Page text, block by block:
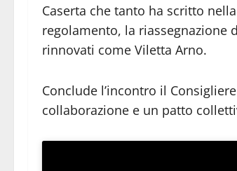
Caserta che tanto ha scritto
regolamento, la riassegnazione
rinnovati come Viletta Arno.
Conclude l’incontro il
collaborazione e un patto